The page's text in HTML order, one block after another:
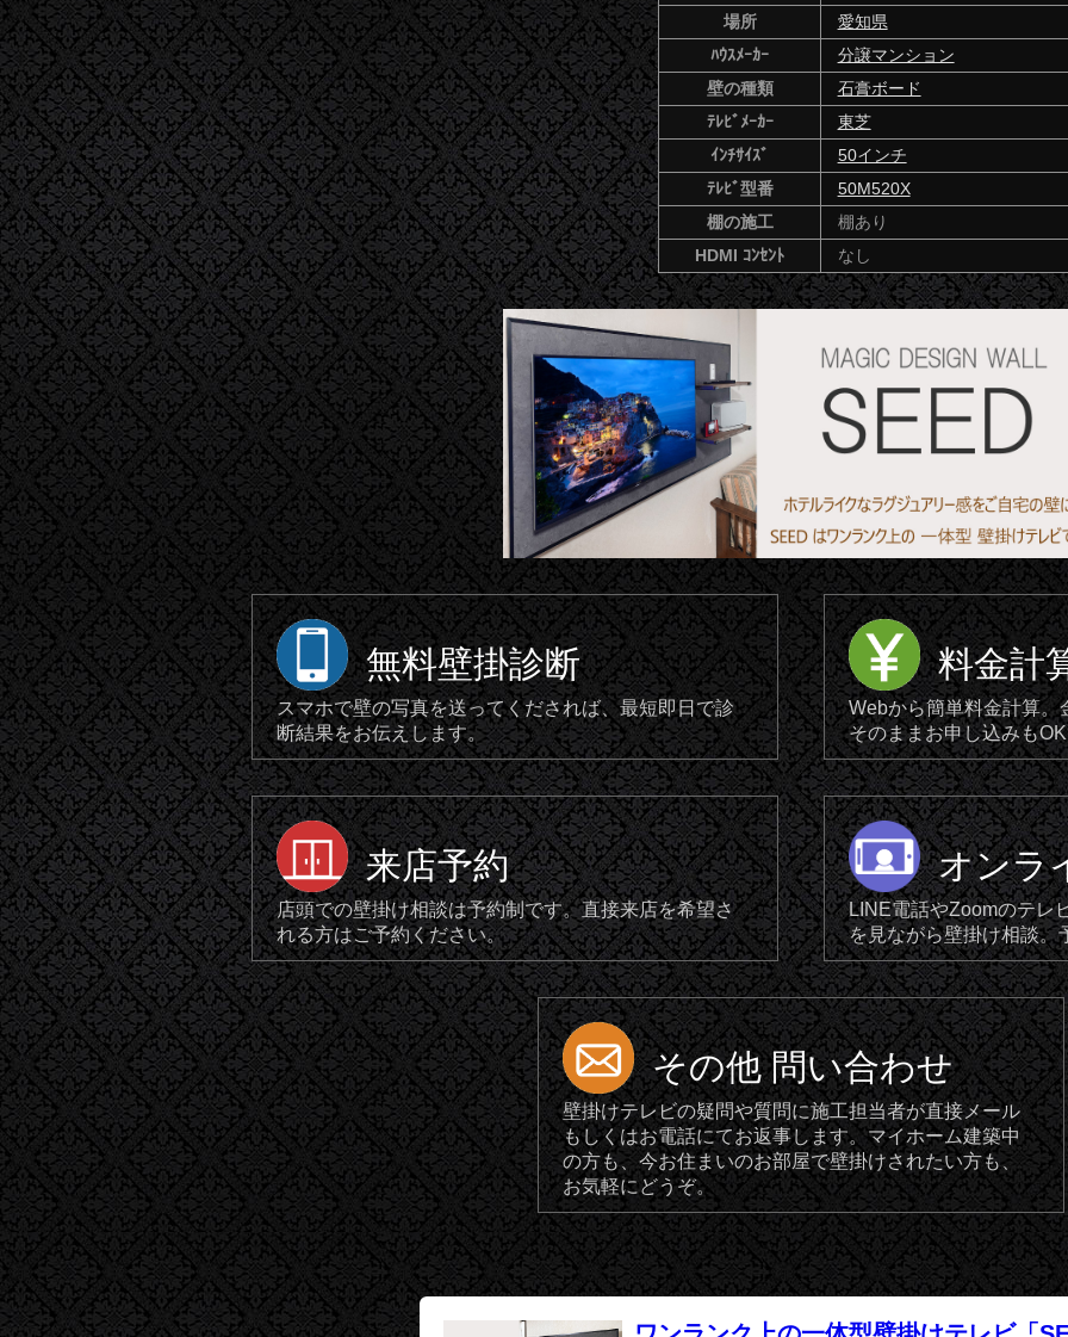
場所
愛知県
ﾊｳｽﾒｰｶｰ
分譲マンション
壁の種類
石膏ボード
ﾃﾚﾋﾞﾒｰｶｰ
東芝
ｲﾝﾁｻｲｽﾞ
50インチ
ﾃﾚﾋﾞ型番
50M520X
棚の施工
棚あり
HDMI ｺﾝｾﾝﾄ
なし
無料壁掛診断
スマホで壁の写真を送ってくだされば、最短即日で診
断結果をお伝えします。
料金計
Webから簡単料金計算。
そのままお申し込みも
来店予約
店頭での壁掛け相談は予約制です。直接来店を希望さ
れる方はご予約ください。
オンラ
LINE電話やZoomのテレ
を見ながら壁掛け相談。
その他 問い合わせ
壁掛けテレビの疑問や質問に施工担当者が直接メール
もしくはお電話にてお返事します。マイホーム建築中
の方も、今お住まいのお部屋で壁掛けされたい方も、
お気軽にどうぞ。